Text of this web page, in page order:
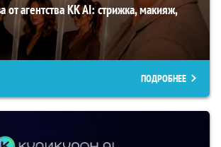
от агентства KK AI: стрижка, макияж,
ПОДРОБНЕЕ